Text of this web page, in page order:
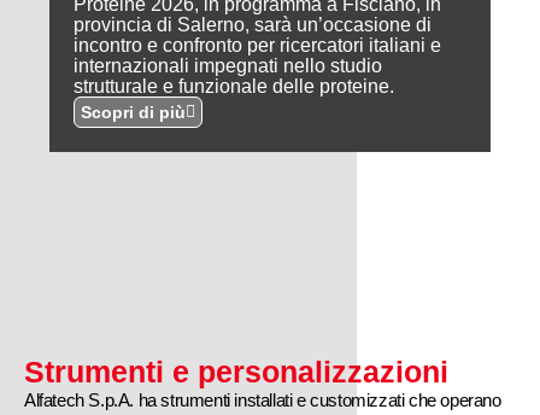
provincia di Salerno, sarà un’occasione di
incontro e confronto per ricercatori italiani e
internazionali impegnati nello studio
strutturale e funzionale delle proteine.
Scopri di più
Strumenti e personalizzazioni
Alfatech S.p.A. ha strumenti installati e customizzati che operano